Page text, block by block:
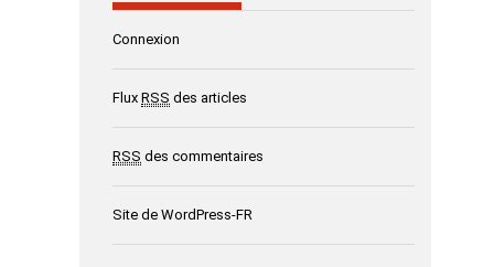
Connexion
Flux RSS des articles
RSS des commentaires
Site de WordPress-FR